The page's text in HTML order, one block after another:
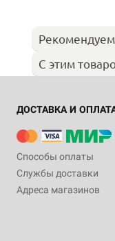
С этим
ДОСТАВКА И
Способы оплаты
Службы доставки
Адреса магазинов